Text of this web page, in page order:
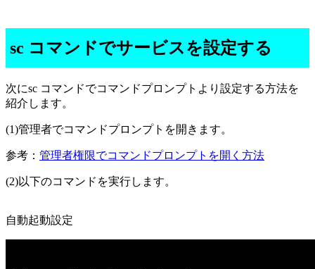
sc コマンドでサービスを設定する
次にsc コマンドでコマンドプロンプトより設定する方法を
紹介します。
(1)管理者でコマンドプロンプトを開きます。
参考： 管理者権限でコマンドプロンプトを開く方法
(2)以下のコマンドを実行します。
自動起動設定